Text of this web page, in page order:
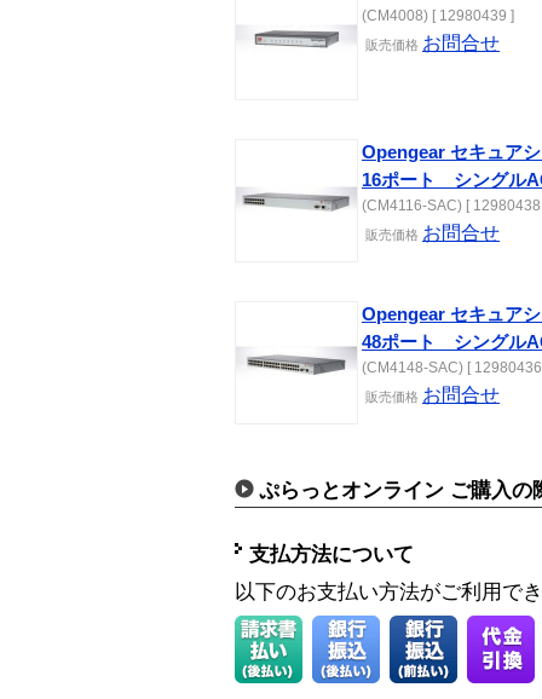
(CM4008) [ 12980439 ]
販売価格 お問合せ
Opengear セキュア
16ポート シングル
(CM4116-SAC) [
販売価格 お問合せ
Opengear セキュア
48ポート シングル
(CM4148-SAC) [
販売価格 お問合せ
ぷらっとオンライン ご購入の
支払方法について
以下のお支払い方法がご利用で